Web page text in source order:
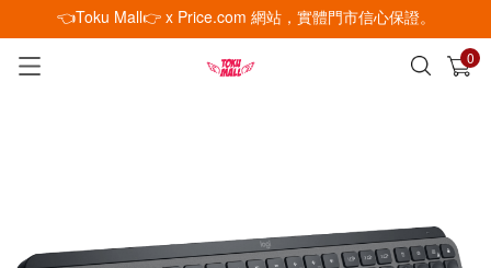
👈Toku Mall👉 x Price.com 網站，實體門市信心保證。
0
已加入購物車 查看